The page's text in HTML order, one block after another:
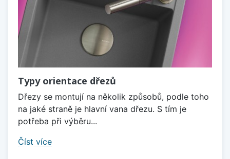
Typy orientace dřezů
Dřezy se montují na několik způsobů, podle toho
na jaké straně je hlavní vana dřezu. S tím je
potřeba při výběru...
Číst více